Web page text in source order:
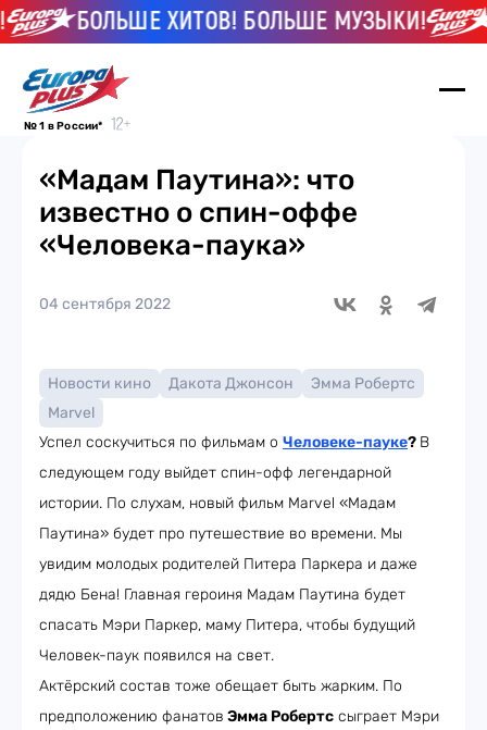
БОЛЬШЕ ХИТОВ! БОЛЬШЕ МУЗЫКИ!
№ 1 в России*
«Мадам Паутина»: что
известно о спин-оффе
«Человека-паука»
04 сентября 2022
Новости кино Дакота Джонсон
Эмма Робертс
Marvel
Успел соскучиться по фильмам о Человеке-пауке? В
следующем году выйдет спин-офф легендарной
истории. По слухам, новый фильм Marvel «Мадам
Паутина» будет про путешествие во времени. Мы
увидим молодых родителей Питера Паркера и даже
дядю Бена! Главная героиня Мадам Паутина будет
спасать Мэри Паркер, маму Питера, чтобы будущий
Человек-паук появился на свет.
Актёрский состав тоже обещает быть жарким. По
предположению фанатов Эмма Робертс сыграет Мэри